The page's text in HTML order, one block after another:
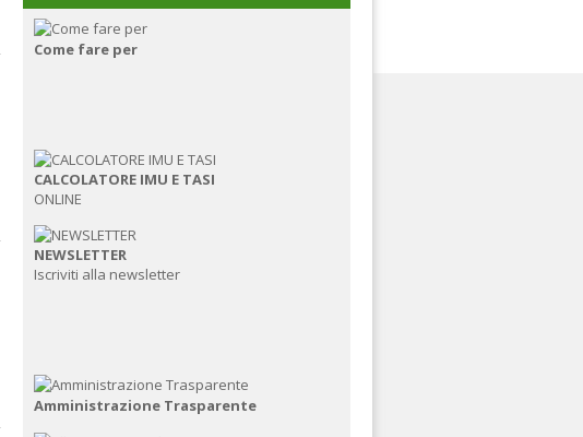
Come fare per
CALCOLATORE IMU E TASI
ONLINE
NEWSLETTER
Iscriviti alla newsletter
Amministrazione Trasparente